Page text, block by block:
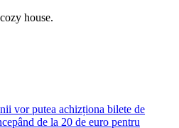
house.